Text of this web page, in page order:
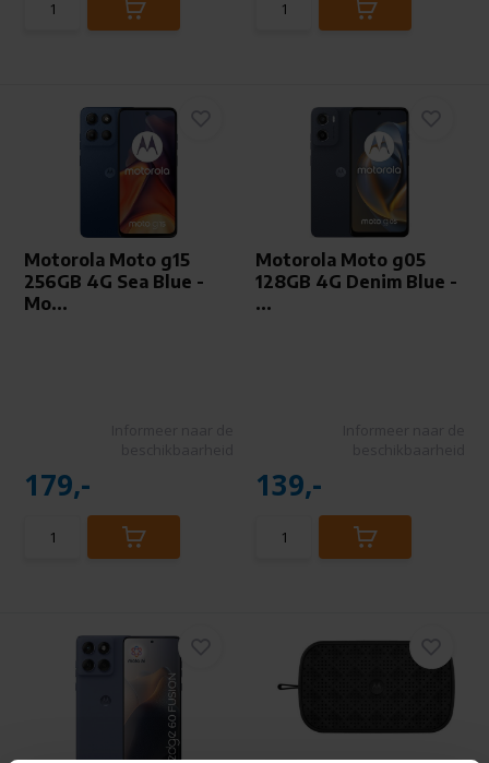
Motorola Moto g15
256GB 4G Sea Blue -
Mo...
179,-
Motorola Moto g05
128GB 4G Denim Blue -
...
139,-